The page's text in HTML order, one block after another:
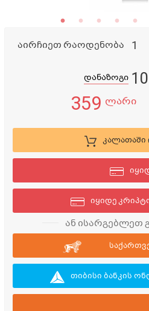
აირჩიეთ რაოდენობა
დანაზოგი
359 ლარი
კალათაში
იყიდე
ან ისარგებლეთ
თიბისი ბანკის